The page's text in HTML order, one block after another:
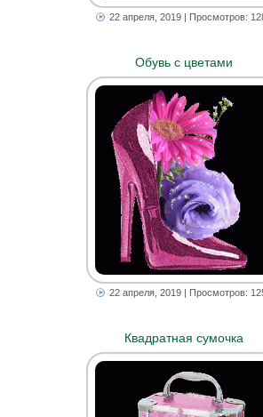
22 апреля, 2019| Просмотров:
Обувь с цветами
22 апреля, 2019| Просмотров:
Квадратная сумочка